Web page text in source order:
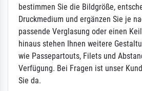
bestimmen Sie die Bildgröße,
Druckmedium und ergänzen Sie je
passende Verglasung oder einen
hinaus stehen Ihnen weitere
wie Passepartouts, Filets und
Verfügung. Bei Fragen ist unser
Sie da.